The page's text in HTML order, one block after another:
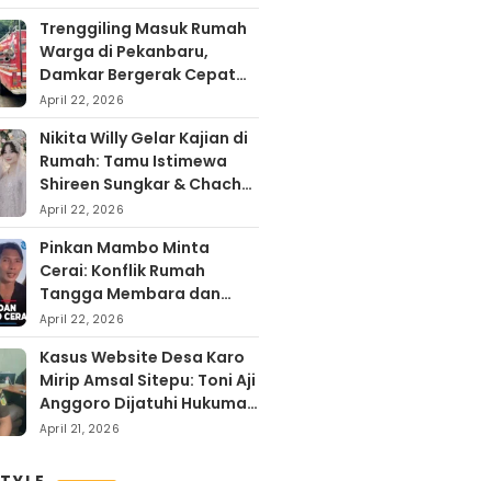
Trenggiling Masuk Rumah
Warga di Pekanbaru,
Damkar Bergerak Cepat
Lakukan Evakuasi Aman
April 22, 2026
Nikita Willy Gelar Kajian di
Rumah: Tamu Istimewa
Shireen Sungkar & Chacha
Frederika, Rayakan Hari
Kartini dengan
Kehangatan
April 22, 2026
Pinkan Mambo Minta
Cerai: Konflik Rumah
Tangga Membara dan
Kontroversi Uang Endorse
Arya Khan
April 22, 2026
Kasus Website Desa Karo
Mirip Amsal Sitepu: Toni Aji
Anggoro Dijatuhi Hukuman
Penjara
April 21, 2026